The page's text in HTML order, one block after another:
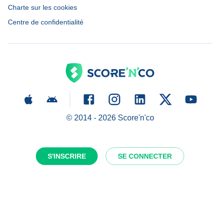
S'INSCRIRE SE CONNECTER
Charte sur les cookies
Centre de confidentialité
© 2014 - 2026Score'n'co